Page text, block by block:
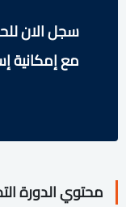
سجل الان
مع إمكانية
محتوي الدورة